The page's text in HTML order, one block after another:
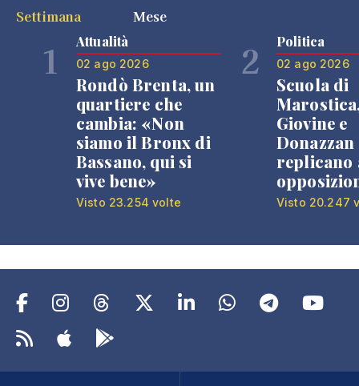
Settimana
Mese
1 Attualità
02 ago 2026
Rondò Brenta, un
quartiere che
cambia: «Non
siamo il Bronx di
Bassano, qui si
vive bene»
Visto 23.254 volte
2 Politica
02 ago 2026
Scuola di
Giovine e
Donazzan
replicano
Visto 20.247